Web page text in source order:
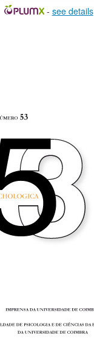
- see details